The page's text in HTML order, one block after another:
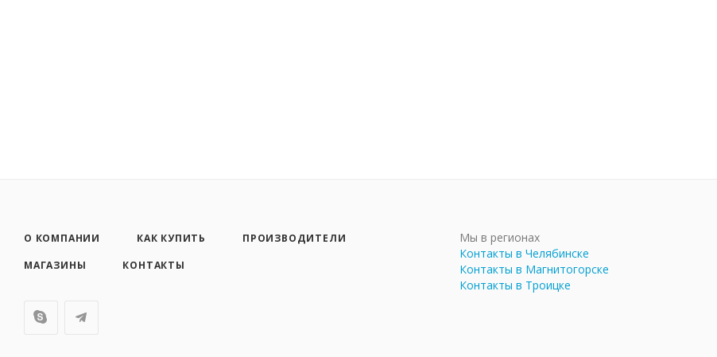
О КОМПАНИИ КАК КУПИТЬ
ПРОИЗВОДИТЕЛИ
МАГАЗИНЫ
КОНТАКТЫ
Мы в регионах
Контакты в Челябинске
Контакты в Магнитогорске
Контакты в Троицке